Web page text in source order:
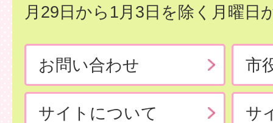
月29日から1月3日を除く月曜日
お問い合わせ 市
サイトについて サ